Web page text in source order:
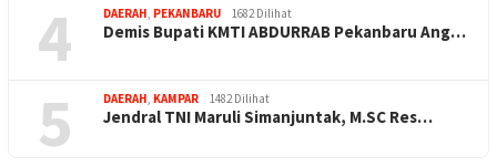
4 DAERAH, PEKANBARU 1682 Dilihat
Demis Bupati KMTI ABDURRAB Pekanbaru Ang…
5 DAERAH, KAMPAR 1482 Dilihat
Jendral TNI Maruli Simanjuntak, M.SC Res…